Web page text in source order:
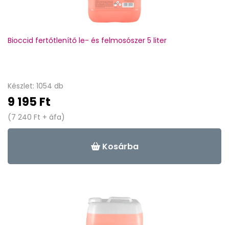
Bioccid fertőtlenítő le- és felmosószer 5 liter
Készlet: 1054 db
9 195 Ft
(7 240 Ft + áfa)
Kosárba